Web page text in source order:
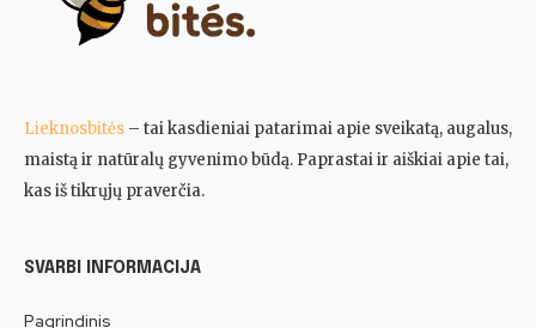
Lieknosbitės – tai kasdieniai patarimai apie sveikatą, augalus,
maistą ir natūralų gyvenimo būdą. Paprastai ir aiškiai apie tai,
kas iš tikrųjų praverčia.
SVARBI INFORMACIJA
Pagrindinis